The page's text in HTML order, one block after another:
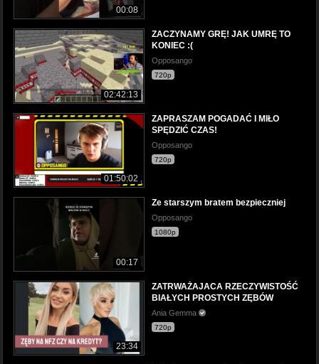
00:08
02:42:13
ZACZYNAMY GRĘ! JAK UMRĘ TO
KONIEC :(
Opposango
720p
01:50:02
ZAPRASZAM POGADAĆ I MIŁO
SPĘDZIĆ CZAS!
Opposango
720p
00:17
Ze starszym bratem bezpieczniej
Opposango
1080p
23:34
ZATRWAŻAJACA RZECZYWISTOŚĆ
BIAŁYCH PROSTYCH ZĘBÓW
Ania Gemma
720p